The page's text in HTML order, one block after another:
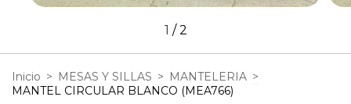
1 /2
Inicio > MESAS Y SILLAS > MANTELERIA >
MANTEL CIRCULAR BLANCO (MEA766)